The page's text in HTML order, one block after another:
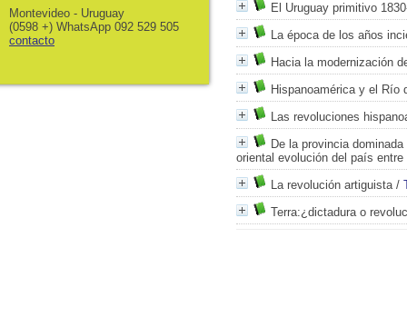
El Uruguay primitivo
La época de los años
Hacia la modernización
Hispanoamérica y el Río
Las revoluciones
De la provincia
oriental evolución del país entre
La revolución artiguista/
Terra:¿dictadura o
Montevideo - Uruguay
(0598 +) WhatsApp 092 529 505
contacto